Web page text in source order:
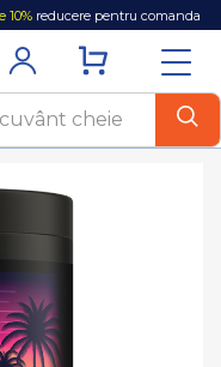
10% reducere pentru comanda